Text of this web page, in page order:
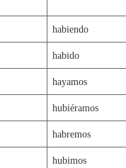
has★-
e★-iste-
ías-ía-
é-ás-á-
ía-ías-
habiendo
habido
hayamos
hubiéramos
habremos
hubimos